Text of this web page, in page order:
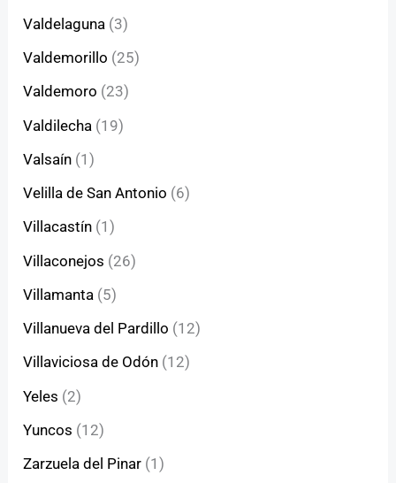
Valdelaguna (3)
Valdemorillo (25)
Valdemoro (23)
Valdilecha (19)
Valsaín (1)
Velilla de San Antonio (6)
Villacastín (1)
Villaconejos (26)
Villamanta (5)
Villanueva del Pardillo (12)
Villaviciosa de Odón (12)
Yeles (2)
Yuncos (12)
Zarzuela del Pinar (1)